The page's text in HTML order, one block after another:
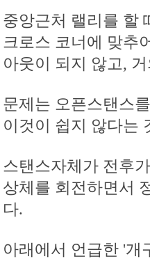
중앙근처 랠리를 할
크로스 코너에 맞추
아웃이 되지 않고,
문제는 오픈스탠스
이것이 쉽지 않다는
스탠스자체가 전후
상체를 회전하면서
다.
아래에서 언급한 '개